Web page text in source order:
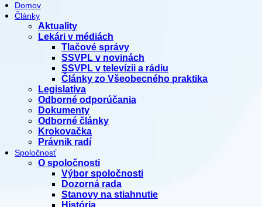
Domov
Články
Aktuality
Lekári v médiách
Tlačové správy
SSVPL v novinách
SSVPL v televízii a rádiu
Články zo Všeobecného praktika
Legislatíva
Odborné odporúčania
Dokumenty
Odborné články
Krokovačka
Právnik radí
Spoločnosť
O spoločnosti
Výbor spoločnosti
Dozorná rada
Stanovy na stiahnutie